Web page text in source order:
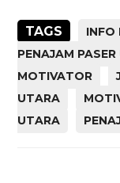
TAGS INFO
PENAJAM
MOTIVATOR
UTARA
UTARA